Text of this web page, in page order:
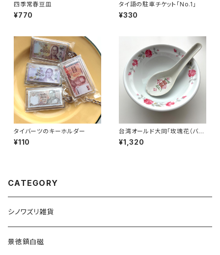
四季常春豆皿
¥770
タイ語の駐車チケット「No.1」
¥330
タイバーツのキーホルダー
¥110
台湾オールド大同「玫瑰花（バ
ラ）柄」魯肉飯・鶏肉飯碗
¥1,320
CATEGORY
シノワズリ雑貨
景徳鎮白磁